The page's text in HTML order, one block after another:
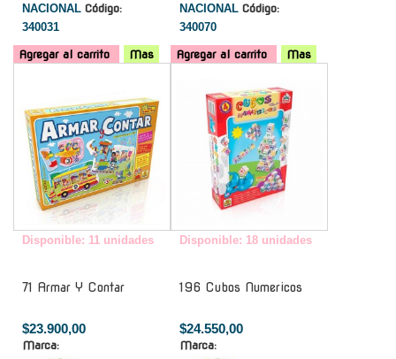
NACIONAL Código:
340031
Agregar al carrito Mas
NACIONAL Código:
340070
Agregar al carrito
Mas
Disponible: 11 unidades
71 Armar Y Contar
$23.900,00
Marca:
Disponible: 18 unidades
196 Cubos Numericos
$24.550,00
Marca: